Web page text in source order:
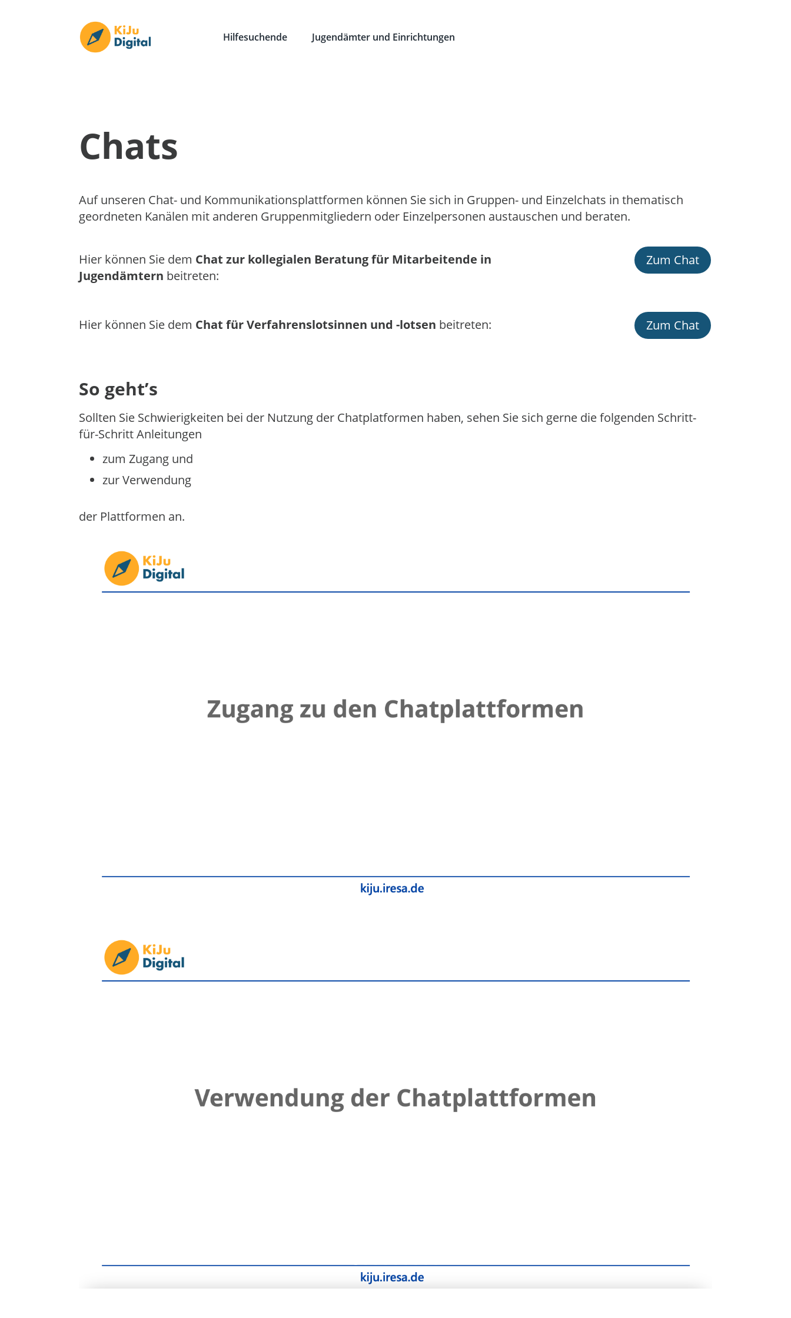
Hilfesuchende Jugendämter und Einrichtungen
Chats
Auf unseren Chat- und Kommunikationsplattformen können Sie sich in Gruppen- und Einzelchats in thematisch
geordneten Kanälen mit anderen Gruppenmitgliedern oder Einzelpersonen austauschen und beraten.
Hier können Sie dem Chat zur kollegialen Beratung für Mitarbeitende in
Jugendämtern beitreten:
Zum Chat
Hier können Sie dem Chat für Verfahrenslotsinnen und -lotsen beitreten: Zum Chat
So geht’s
Sollten Sie Schwierigkeiten bei der Nutzung der Chatplatformen haben, sehen Sie sich gerne die folgenden Schritt-
für-Schritt Anleitungen
zum Zugang und
zur Verwendung
der Plattformen an.